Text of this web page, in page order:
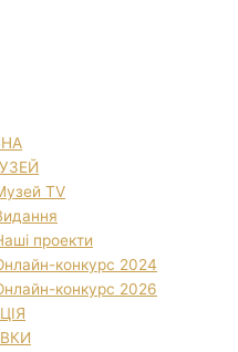
TV
проекти
конкурс 2024
конкурс 2026